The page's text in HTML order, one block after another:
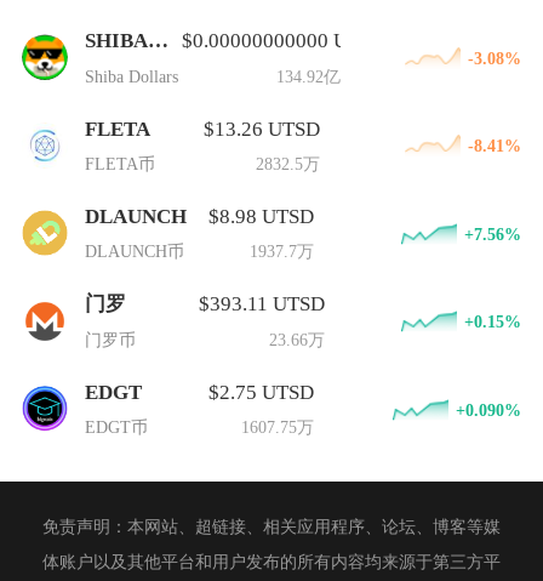
SHIBADOLLARS
Shiba Dollars
$0.00000000000 UTSD
134.92亿
-3.08%
FLETA
FLETA币
$13.26 UTSD
2832.5万
-8.41%
DLAUNCH
DLAUNCH币
$8.98 UTSD
1937.7万
+7.56%
门罗
门罗币
$393.11 UTSD
23.66万
+0.15%
EDGT
EDGT币
$2.75 UTSD
1607.75万
+0.090%
免责声明：本网站、超链接、相关应用程序、论坛、博客等媒
体账户以及其他平台和用户发布的所有内容均来源于第三方平